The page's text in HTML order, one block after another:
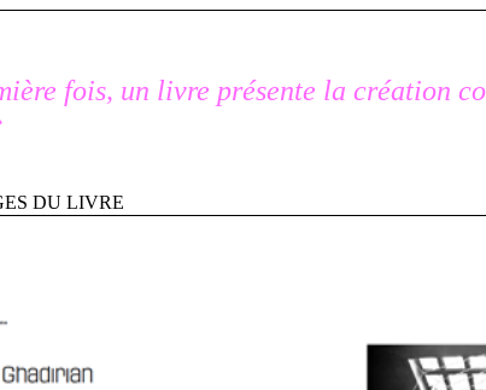
fois, un livre présente la création
DU LIVRE